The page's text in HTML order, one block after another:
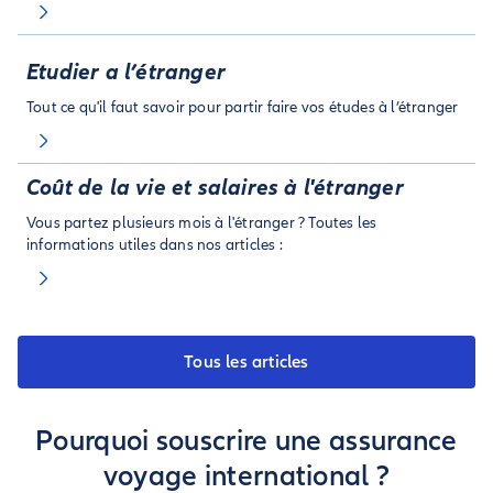
Etudier a l’étranger
Tout ce qu'il faut savoir pour partir faire vos études à l’étranger
Coût de la vie et salaires à l'étranger
Vous partez plusieurs mois à l'étranger ? Toutes les
informations utiles dans nos articles :
Tous les articles
Pourquoi souscrire une assurance
voyage international ?